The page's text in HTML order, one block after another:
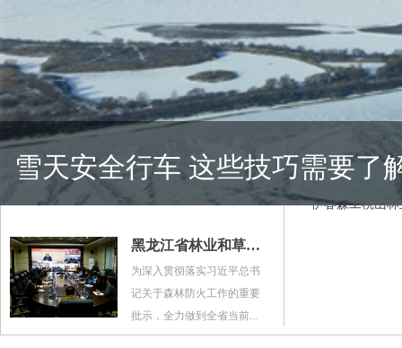
雪天安全行车 这些技巧需要了
防火要闻
黑龙江省林业和草原局党组
书记、局长王东旭对春季森
林防火工作进行了再动员...
黑龙江省林业和草原局组织集中收听收看国家林草局森林草原防火工作电视电话会议和全省森林防火工作紧急视频会议
为深入贯彻落实习近平总书
记关于森林防火工作的重要
批示，全力做到全省当前...
3月29日上午，黑
火工作新闻发布会
伊春森工桃山